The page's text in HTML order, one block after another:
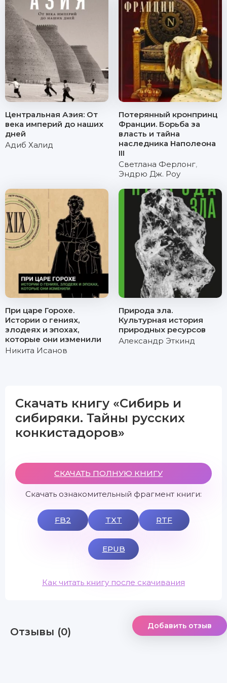
Центральная Азия: От
века империй до наших
дней
Адиб Халид
Потерянный кронпринц
Франции. Борьба за
власть и тайна
наследника Наполеона
III
Светлана Ферлонг,
Эндрю Дж. Роу
При царе Горохе.
Истории о гениях,
злодеях и эпохах,
которые они изменили
Никита Исанов
Природа зла.
Культурная история
природных ресурсов
Александр Эткинд
Скачать книгу «Сибирь и
сибиряки. Тайны русских
конкистадоров»
СКАЧАТЬ ПОЛНУЮ КНИГУ
Скачать ознакомительный фрагмент книги:
FB2 TXT RTF
EPUB
Как читать книгу после скачивания
Отзывы (0) Добавить отзыв